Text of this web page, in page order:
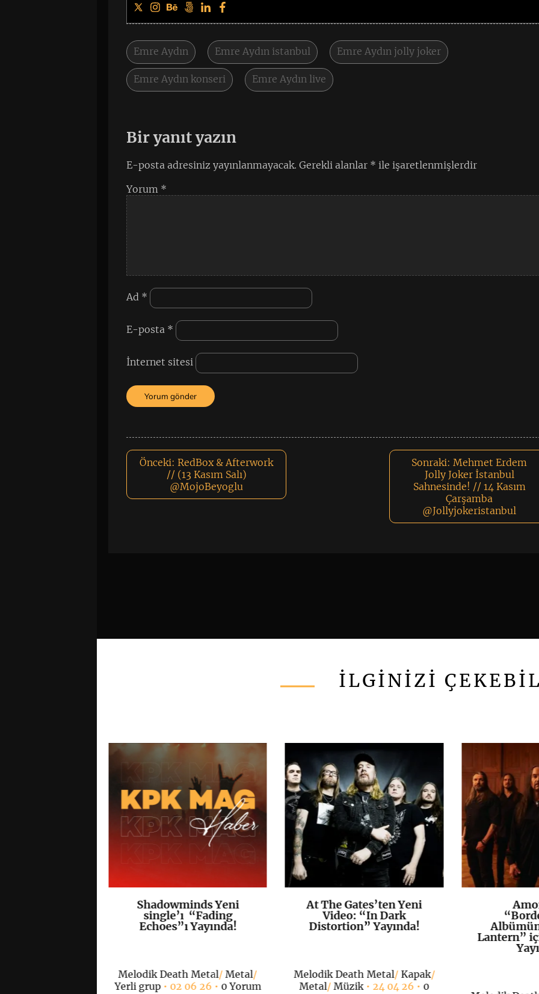
Emre Aydın Emre Aydın istanbul Emre Aydın jolly joker
Emre Aydın konseri Emre Aydın live
Bir yanıt yazın
E-posta adresiniz yayınlanmayacak. Gerekli alanlar * ile işaretlenmişlerdir
Yorum *
Ad *
E-posta *
İnternet sitesi
Önceki: RedBox & Afterwork
// (13 Kasım Salı)
@MojoBeyoglu
Sonraki: Mehmet Erdem
Jolly Joker İstanbul
Sahnesinde! // 14 Kasım
Çarşamba
@Jollyjokeristanbul
İLGİNİZİ
K+
Shadowminds Yeni
single’ı “Fading
Echoes”ı Yayında!
Melodik Death Metal/ Metal/
Yerli grup• 02 06 26 • 0 Yorum
K+
At The Gates’ten Yeni
Video: “In Dark
Distortion” Yayında!
Melodik Death Metal/ Kapak/
Metal/ Müzik• 24 04 26 • 0
Lantern”